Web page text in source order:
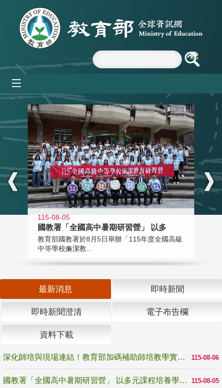
跳到主要內容區塊
:::
115-08-05
國教署「全國高中暑期研習營」 以多
教育部國教署於8月5日舉辦「115年度全國高級
中等學校廉潔教...
最新消息 即時新聞
即時新聞澄清 電子布告欄
資料下載
115-08-06
深化師培與現場連結！教育部加碼補助師培教學實踐研究 10月師培國際研討會交流教學實踐經驗
115-08-05
國教署「全國高中暑期研習營」 以多元課程培養學生瞭解誠信專業與倫理價值